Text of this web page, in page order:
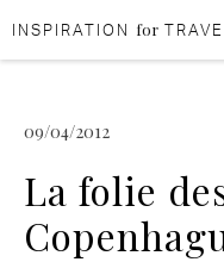
Aller au contenu
Aller au menu
INSPIRATION for
09/04/2012
La folie